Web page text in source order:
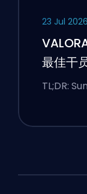
23 Jul 2026
最佳干
TL;DR: